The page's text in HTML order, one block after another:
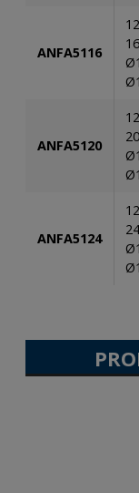
ANFA5116
ANFA5120
ANFA5124